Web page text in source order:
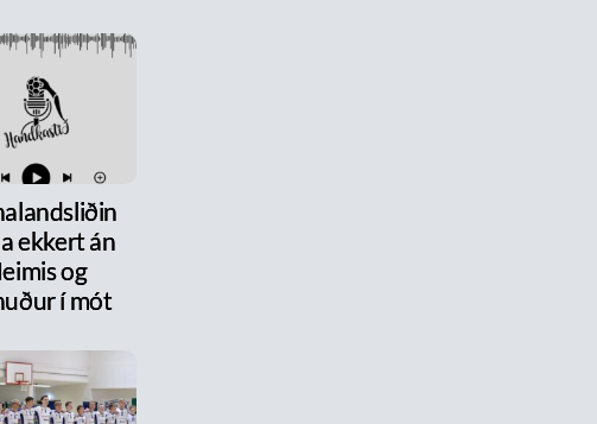
ekkert án
og
í mót